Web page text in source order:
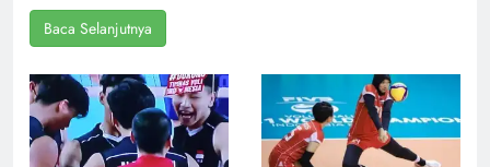
Baca Selanjutnya